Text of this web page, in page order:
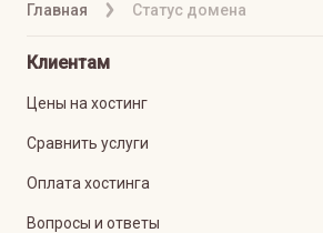
Главная Статус домена
Клиентам
Цены на хостинг
Сравнить услуги
Оплата хостинга
Вопросы и ответы